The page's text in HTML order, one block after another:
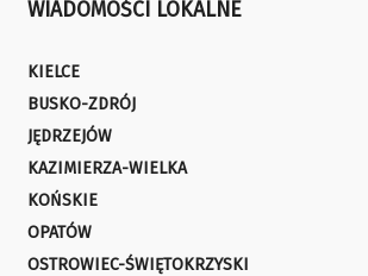
WIADOMOŚCI LOKALNE
KIELCE
BUSKO-ZDRÓJ
JĘDRZEJÓW
KAZIMIERZA-WIELKA
KOŃSKIE
OPATÓW
OSTROWIEC-ŚWIĘTOKRZYSKI